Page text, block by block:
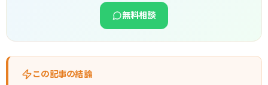
無料相談
この記事の結論